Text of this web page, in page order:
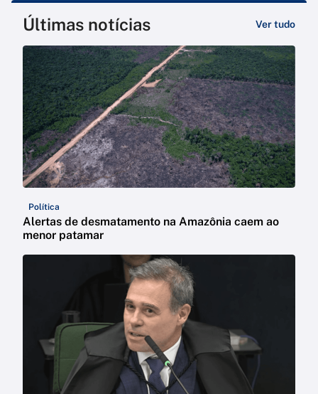
Últimas notícias Ver tudo
Política
Alertas de desmatamento na Amazônia caem ao
menor patamar